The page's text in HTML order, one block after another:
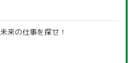
未来の仕事を探せ！